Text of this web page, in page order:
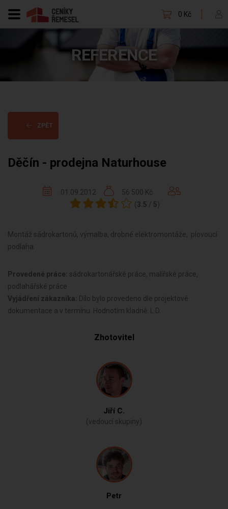
0 Kč
REFERENCE
ZPĚT
Děčín - prodejna Naturhouse
01.09.2012
56 500 Kč
( 3.5 / 5)
Montáž sádrokartonů, výmalba, drobné elektromontáže, plovoucí
podlaha.
Provedené práce: sádrokartonářské práce, malířské práce,
podlahářské práce
Vyjádření zákazníka:
Dílo bylo provedeno dle projektové
dokumentace a v termínu. Hodnotím kladně. L.D.
Zhotovitel
Jiří C.
(vedoucí skupiny)
Petr